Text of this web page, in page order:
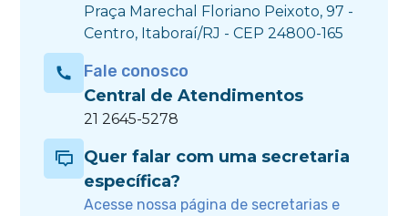
Praça Marechal Floriano Peixoto, 97 -
Centro, Itaboraí/RJ - CEP 24800-165
Fale conosco
Central de Atendimentos
21 2645-5278
Quer falar com uma secretaria
específica?
Acesse nossa página de secretarias e